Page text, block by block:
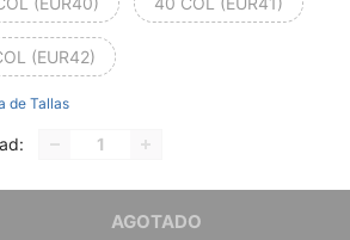
(EUR42)
de Tallas
AGOTADO